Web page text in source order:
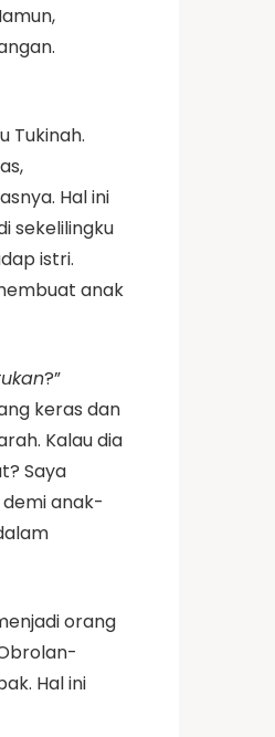
Tukinah.
Hal ini
sekelilingku
istri.
anak
?”
keras dan
Kalau dia
Saya
anak-
orang
Hal ini